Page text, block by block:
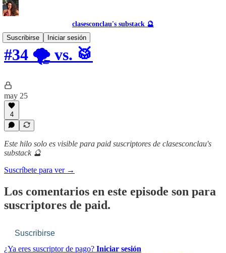
clasesconclau's substack 🔮
Suscribirse
Iniciar sesión
#34 🌪️ vs. 🥁
may 25
4
Este hilo solo es visible para paid suscriptores de clasesconclau's
substack 🔮
Suscríbete para ver →
Los comentarios en este episode son para
suscriptores de paid.
Suscribirse
¿Ya eres suscriptor de pago? Iniciar sesión